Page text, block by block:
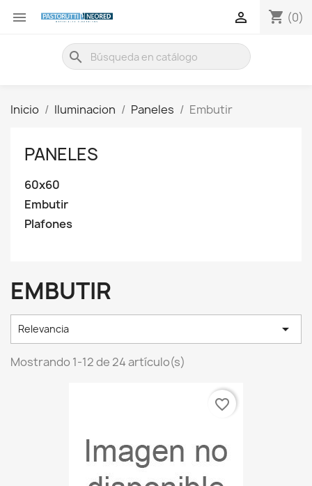
 shopping_cart (0)

search
Inicio Iluminacion Paneles Embutir
PANELES
60x60
Embutir
Plafones
EMBUTIR
Relevancia 
Mostrando 1-12 de 24 artículo(s)
favorite_border